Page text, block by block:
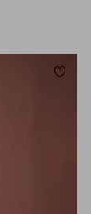
Lägg